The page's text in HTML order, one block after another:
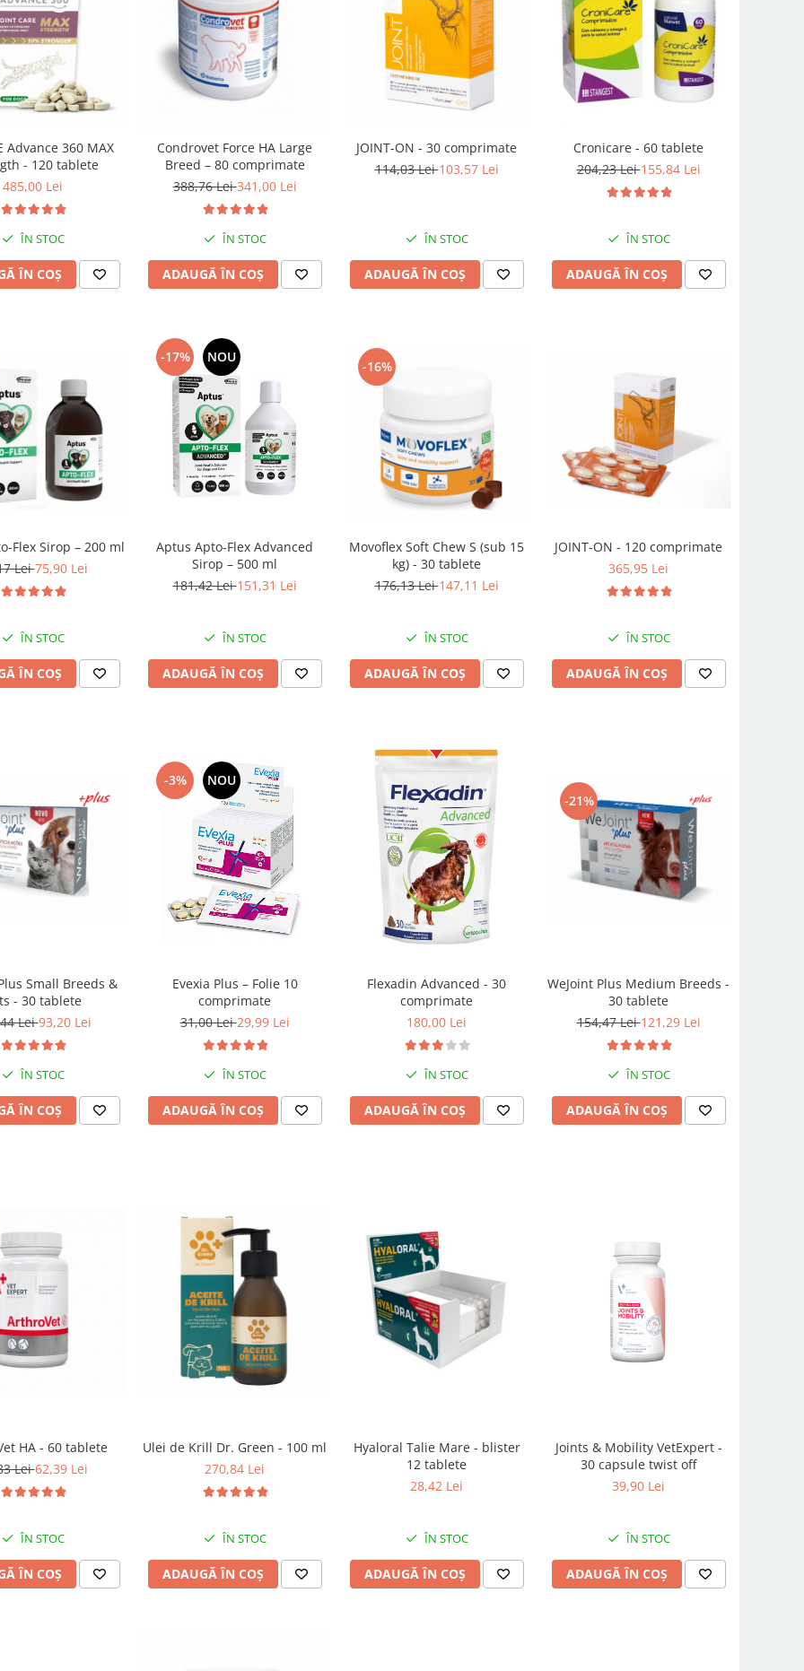
Advance 360 MAX
- 120 tablete
485,00 Lei
ÎN STOC
ÎN COȘ
Condrovet Force HA Large
Breed – 80 comprimate
388,76 Lei341,00 Lei
ÎN STOC
ADAUGĂ ÎN COȘ
JOINT-ON - 30 comprimate
114,03 Lei103,57 Lei
ÎN STOC
ADAUGĂ ÎN COȘ
Cronicare - 60 tablete
204,23 Lei155,84 Lei
ÎN STOC
ADAUGĂ ÎN COȘ
Flex Sirop – 200 ml
Lei75,90 Lei
ÎN STOC
ÎN COȘ
-17% NOU
Aptus Apto-Flex Advanced
Sirop – 500 ml
181,42 Lei151,31 Lei
ÎN STOC
ADAUGĂ ÎN COȘ
-16%
Movoflex Soft Chew S (sub 15
kg) - 30 tablete
176,13 Lei147,11 Lei
ÎN STOC
ADAUGĂ ÎN COȘ
JOINT-ON - 120 comprimate
365,95 Lei
ÎN STOC
ADAUGĂ ÎN COȘ
Small Breeds &
- 30 tablete
Lei93,20 Lei
ÎN STOC
ÎN COȘ
-3% NOU
Evexia Plus – Folie 10
comprimate
31,00 Lei29,99 Lei
ÎN STOC
ADAUGĂ ÎN COȘ
Flexadin Advanced - 30
comprimate
180,00 Lei
ÎN STOC
ADAUGĂ ÎN COȘ
-21%
WeJoint Plus Medium Breeds -
30 tablete
154,47 Lei121,29 Lei
ÎN STOC
ADAUGĂ ÎN COȘ
HA - 60 tablete
Lei62,39 Lei
ÎN STOC
ÎN COȘ
Ulei de Krill Dr. Green - 100 ml
270,84 Lei
ÎN STOC
ADAUGĂ ÎN COȘ
Hyaloral Talie Mare - blister
12 tablete
28,42 Lei
ÎN STOC
ADAUGĂ ÎN COȘ
Joints & Mobility VetExpert -
30 capsule twist off
39,90 Lei
ÎN STOC
ADAUGĂ ÎN COȘ